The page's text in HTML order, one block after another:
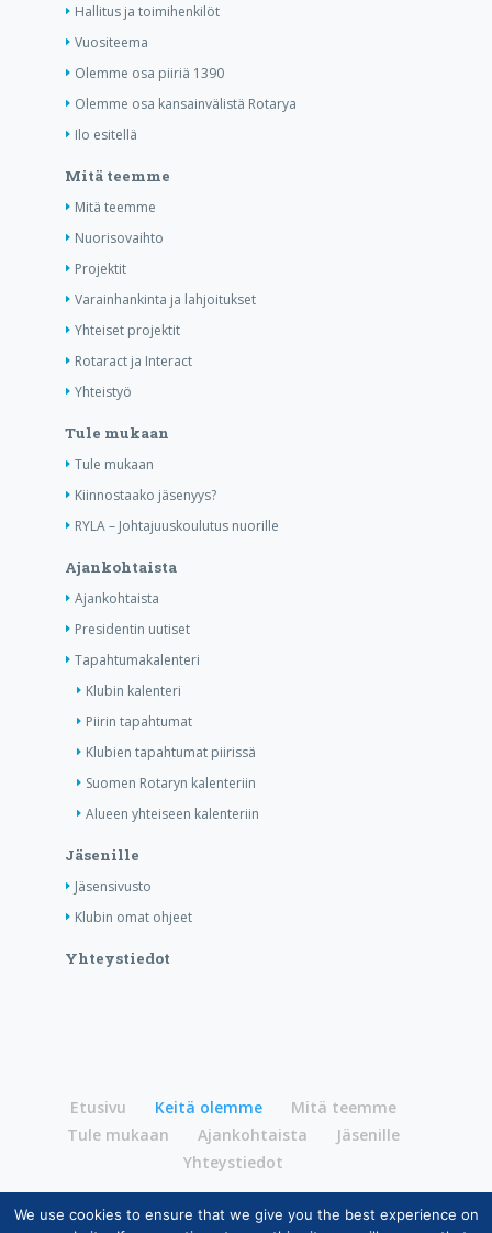
Hallitus ja toimihenkilöt
Vuositeema
Olemme osa piiriä 1390
Olemme osa kansainvälistä Rotarya
Ilo esitellä
Mitä teemme
Mitä teemme
Nuorisovaihto
Projektit
Varainhankinta ja lahjoitukset
Yhteiset projektit
Rotaract ja Interact
Yhteistyö
Tule mukaan
Tule mukaan
Kiinnostaako jäsenyys?
RYLA – Johtajuuskoulutus nuorille
Ajankohtaista
Ajankohtaista
Presidentin uutiset
Tapahtumakalenteri
Klubin kalenteri
Piirin tapahtumat
Klubien tapahtumat piirissä
Suomen Rotaryn kalenteriin
Alueen yhteiseen kalenteriin
Jäsenille
Jäsensivusto
Klubin omat ohjeet
Yhteystiedot
Etusivu Keitä olemme
Mitä teemme
Tule mukaan
Ajankohtaista
Jäsenille
Yhteystiedot
Copyright © Suomen Rotarypalvelu ry 2026 |
We use cookies to ensure that we give you the best experience on